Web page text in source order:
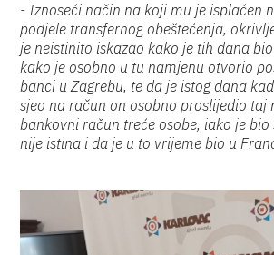
- Iznoseći način na koji mu je isplaćen
podjele transfernog obeštećenja,
je neistinito iskazao kako je tih dana
kako je osobno u tu namjenu otvorio
banci u Zagrebu, te da je istog dana
sjeo na račun on osobno proslijedio taj
bankovni račun treće osobe, iako je bio
nije istina i da je u to vrijeme bio u